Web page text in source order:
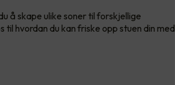
å skape ulike soner til forskjellige
hvordan du kan friske opp stuen din med